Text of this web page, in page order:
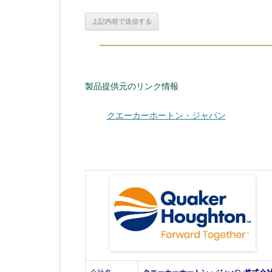
製品提供元のリンク情報
クエーカーホートン・ジャパン